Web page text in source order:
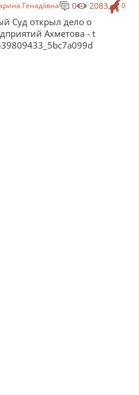
Генадіївна 0
0 2083